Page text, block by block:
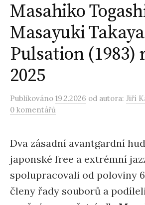
Masahiko
Masayuki
Pulsation (1983)
2025
Publikováno 19.2.2026 od autora: Jiří
0 komentářů
Dva zásadní avantgardní
japonské free a extrémní
spolupracovali od poloviny
členy řady souborů a